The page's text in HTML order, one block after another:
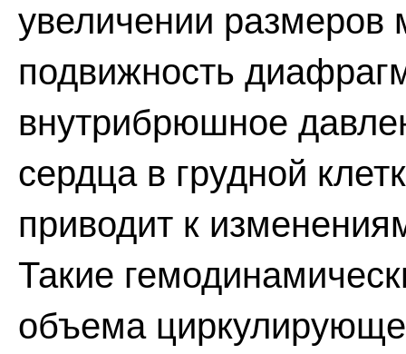
увеличении размеров
подвижность
внутрибрюшное
сердца в грудной
приводит к
Такие
объема